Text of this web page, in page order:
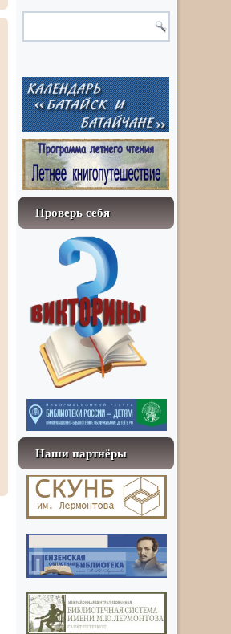
Проверь себя
Наши партнёры